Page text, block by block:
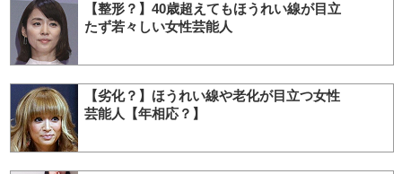
【整形？】40歳超えてもほうれい線が目立
たず若々しい女性芸能人
【劣化？】ほうれい線や老化が目立つ女性
芸能人【年相応？】